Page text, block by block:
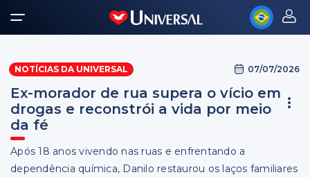
NOTÍCIAS DA UNIVERSAL 07/07/2026
Ex-morador de rua supera o vício em
drogas e reconstrói a vida por meio
da fé
Após 18 anos vivendo nas ruas e enfrentando a
dependência química, Danilo restaurou os laços familiares